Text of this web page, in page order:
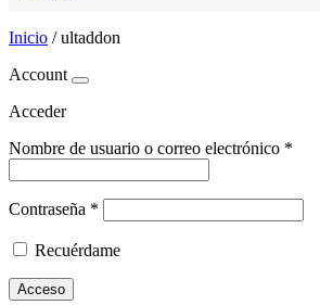
Inicio /ultaddon
Account
Acceder
Nombre de usuario o correo electrónico *
Contraseña *
Recuérdame
Acceso